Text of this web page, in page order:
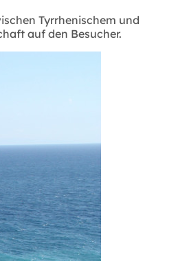
Tyrrhenischem und
auf den Besucher.